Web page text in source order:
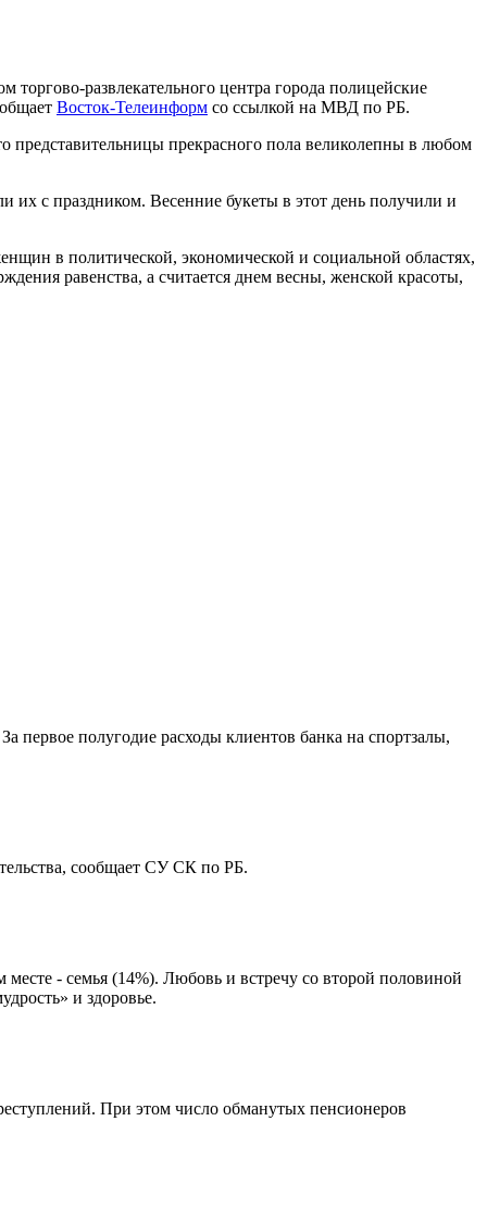
развлекательного центра города полицейские
Восток-Телеинформ со ссылкой на МВД по РБ.
представительницы прекрасного пола великолепны в любом
с праздником. Весенние букеты в этот день получили и
в политической, экономической и социальной областях,
равенства, а считается днем весны, женской красоты,
первое полугодие расходы клиентов банка на спортзалы,
сообщает СУ СК по РБ.
- семья (14%). Любовь и встречу со второй половиной
и здоровье.
При этом число обманутых пенсионеров